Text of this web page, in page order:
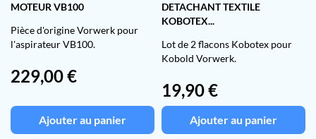
MOTEUR VB100
Pièce d'origine Vorwerk pour
l'aspirateur VB100.
Prix
229,00 €
Ajouter au panier
DETACHANT TEXTILE
KOBOTEX...
Lot de 2 flacons Kobotex pour
Kobold Vorwerk.
Prix
19,90 €
Ajouter au panier